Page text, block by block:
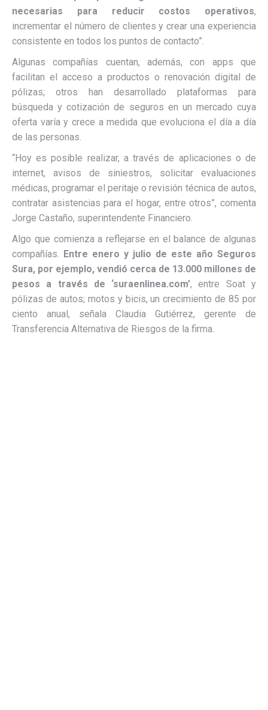
necesarias para reducir costos operativos,
incrementar el número de clientes y crear una experiencia
consistente en todos los puntos de contacto”.
Algunas compañías cuentan, además, con apps que
facilitan el acceso a productos o renovación digital de
pólizas; otros han desarrollado plataformas para
búsqueda y cotización de seguros en un mercado cuya
oferta varía y crece a medida que evoluciona el día a día
de las personas.
“Hoy es posible realizar, a través de aplicaciones o de
internet, avisos de siniestros, solicitar evaluaciones
médicas, programar el peritaje o revisión técnica de autos,
contratar asistencias para el hogar, entre otros”, comenta
Jorge Castaño, superintendente Financiero.
Algo que comienza a reflejarse en el balance de algunas
compañías. Entre enero y julio de este año Seguros
Sura, por ejemplo, vendió cerca de 13.000 millones de
pesos a través de ‘suraenlinea.com’, entre Soat y
pólizas de autos; motos y bicis, un crecimiento de 85 por
ciento anual, señala Claudia Gutiérrez, gerente de
Transferencia Alternativa de Riesgos de la firma.